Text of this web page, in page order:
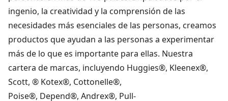
ingenio, la creatividad y la comprensión de las
necesidades más esenciales de las personas, creamos
productos que ayudan a las personas a experimentar
más de lo que es importante para ellas. Nuestra
cartera de marcas, incluyendo Huggies®, Kleenex®,
Scott, ® Kotex®, Cottonelle®,
Poise®, Depend®, Andrex®, Pull-